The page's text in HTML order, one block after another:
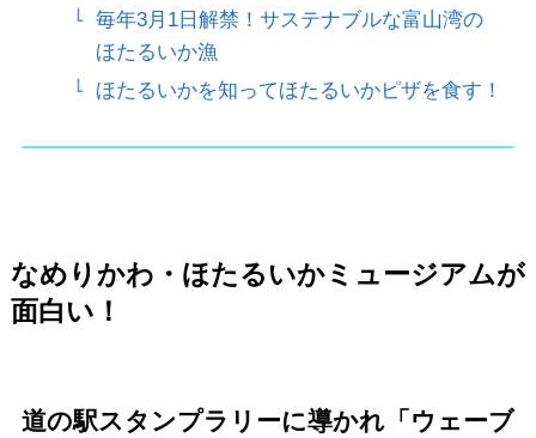
毎年3月1日解禁！サステナブルな富山湾の
ほたるいか漁
ほたるいかを知ってほたるいかピザを食す！
なめりかわ・ほたるいかミュージアムが
面白い！
道の駅スタンプラリーに導かれ「ウェーブ